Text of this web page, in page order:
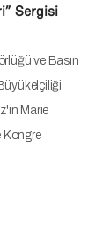
Sergisi
ve Basın
Marie
Kongre